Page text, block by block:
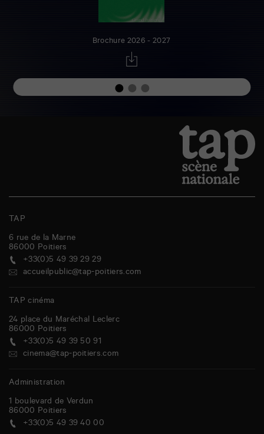
Brochure 2026 - 2027
TAP
6 rue de la Marne
86000 Poitiers
+33(0)5 49 39 29 29
accueilpublic@tap-poitiers.com
TAP cinéma
24 place du Maréchal Leclerc
86000 Poitiers
+33(0)5 49 39 50 91
cinema@tap-poitiers.com
Administration
1 boulevard de Verdun
86000 Poitiers
+33(0)5 49 39 40 00